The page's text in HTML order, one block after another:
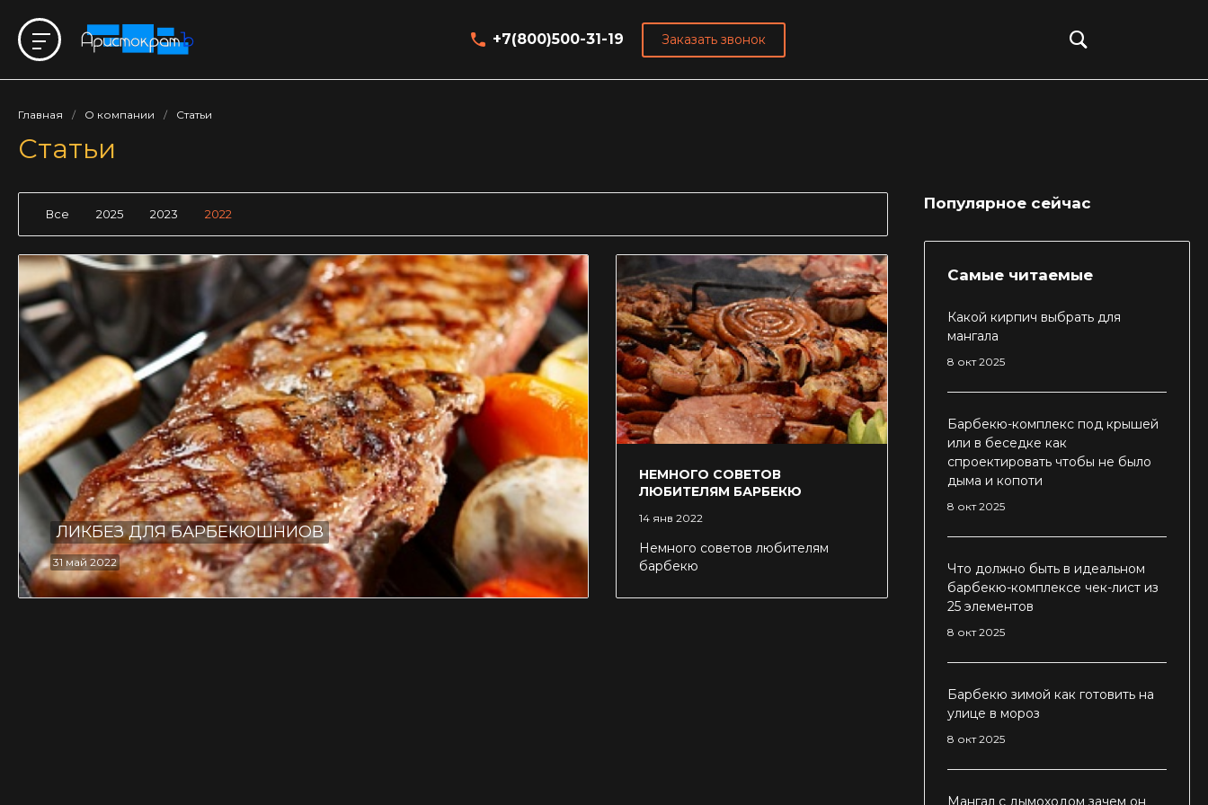
+7(800)500-31-19 Заказать звонок
Главная / О компании / Статьи
Статьи
Популярное сейчас
Самые читаемые
Какой кирпич выбрать для
мангала
8 окт 2025
Барбекю-комплекс под крышей
или в беседке как
спроектировать чтобы не было
дыма и копоти
8 окт 2025
Что должно быть в идеальном
барбекю-комплексе чек-лист из
25 элементов
8 окт 2025
Барбекю зимой как готовить на
улице в мороз
8 окт 2025
Мангал с дымоходом зачем он
Все 2025 2023 2022
ЛИКБЕЗ ДЛЯ БАРБЕКЮШНИОВ
31 май 2022
НЕМНОГО СОВЕТОВ
ЛЮБИТЕЛЯМ БАРБЕКЮ
14 янв 2022
Немного советов любителям
барбекю